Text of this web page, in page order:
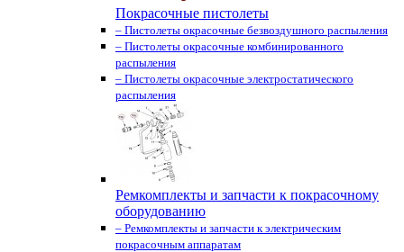
Покрасочные пистолеты
– Пистолеты окрасочные безвоздушного распыления
– Пистолеты окрасочные комбинированного
распыления
– Пистолеты окрасочные электростатического
распыления
Ремкомплекты и запчасти к покрасочному
оборудованию
– Ремкомплекты и запчасти к электрическим
покрасочным аппаратам